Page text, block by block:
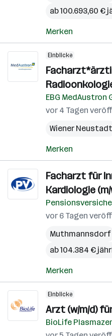
ab 100.693,60 €
Merken
Einblicke
EBG MedAustron
vor 4 Tagen
Wiener Neustadt
Merken
Facharzt für
Kardiologie
vor 6 Tagen
Muthmannsdorf
ab 104.384 €
Merken
Einblicke
Arzt (w/m/d)
BioLife